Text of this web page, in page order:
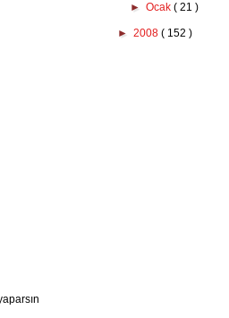
►Ocak( 21 )
► 2008 ( 152 )